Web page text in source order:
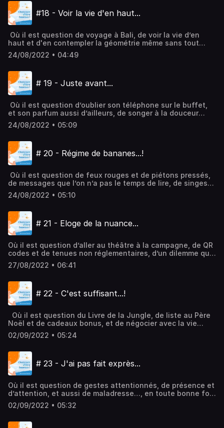
audiomeans.fr/politique-de-confidentialite pour plus
d'informations.#18 - Voir la vie d'en haut...
Où il est question de voyage à Bali, de voir la vie d’en
haut et d'en contempler la géométrie même sans tout
bien comprendre..., et de se laisser une nouvelle fois
émerveiller pourtant...! Hébergé par Audiomeans. Visitez
d'informations.
24/08/2022 • 04:49
# 19 - Juste avant...
Où il est question d’oublier son téléphone sur le buffet,
et son parfum aussi d’ailleurs, de songer à la douceur
d’aller là-bas vivre ensemble, et de prendre une
respiration ou deux avant d’y aller… Hébergé par
confidentialite pour plus d'informations.
24/08/2022 • 05:09
# 20 - Régime de bananes...!
Où il est question de feux rouges et de piétons pressés,
de messages que l’on n’a pas le temps de lire, de singes
qui adorent les bananes mêmes lorsqu’ils n’ont pas faim
d’ailleurs, et aussi de chocolat et de séries télé… Hébergé
confidentialite pour plus d'informations.
24/08/2022 • 05:10
# 21 - Eloge de la nuance...
Où il est question d’aller au théâtre à la campagne, de QR
codes et de tenues non réglementaires, d’un dilemme qui
oriente le cours de l’Histoire, de nuance et d’arbitraire…
Hébergé par Audiomeans. Visitez
d'informations.
27/08/2022 • 06:41
# 22 - C'est suffisant...!
Où il est question du Livre de la Jungle, de liste au Père
Noël et de cadeaux bonus, et de négocier avec la vie
toujours un petit peu plus… !Hébergé par Audiomeans.
Visitez audiomeans.fr/politique-de-confidentialite pour
02/09/2022 • 05:24
# 23 - J'ai pas fait exprès...
Où il est question de gestes attentionnés, de présence et
d’attention, et aussi de maladresse…, en toute bonne foi
et avec la meilleure volonté !Hébergé par Audiomeans.
Visitez audiomeans.fr/politique-de-confidentialite pour
02/09/2022 • 05:32